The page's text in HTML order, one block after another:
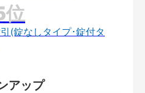
(錠なしタイプ･錠付タ
アップ